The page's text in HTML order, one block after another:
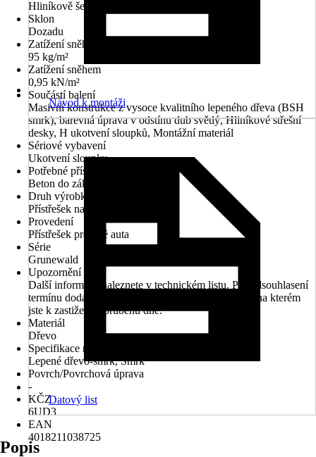
Hliníkově šedá
Sklon
Dozadu
Zatížení sněhem
95 kg/m²
Zatížení sněhem
0,95 kN/m²
Součástí balení
Masivní konstrukce z vysoce kvalitního lepeného dřeva (BSH
smrk), barevná úprava v odstínu dub světlý, Hliníkové střešní
desky, H ukotvení sloupků, Montážní materiál
Sériové vybavení
Ukotvení sloupku
Potřebné příslušenství
Beton do základů
Druh výrobku
Přístřešek na auto
Provedení
Přístřešek pro dvě auta
Série
Grunewald
Upozornění
Další informace naleznete v technickém listu. Pro odsouhlasení
termínu dodání prosím uveďte Vaše telefonní číslo, na kterém
jste k zastižení v průběhu dne.
Materiál
Dřevo
Specifikace materiálu
Lepené dřevo-smrk, Smrk
Povrch/Povrchová úprava
-
KČZ
6UD3
EAN
4018211038725
Návod k montáži
Datový list
Popis